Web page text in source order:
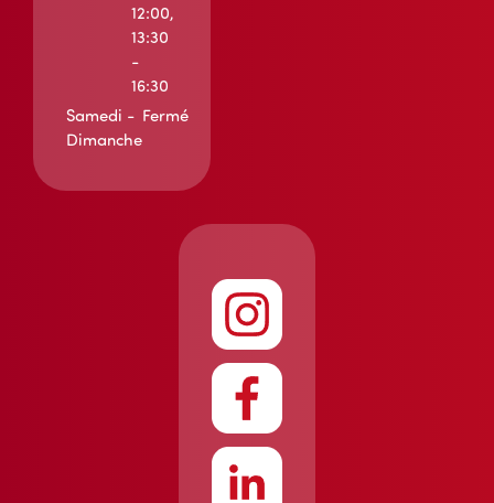
12:00,
13:30
-
16:30
Samedi -
Dimanche
Fermé